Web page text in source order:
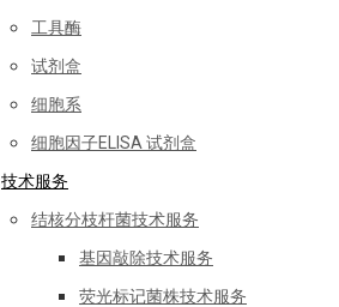
工具酶
试剂盒
细胞系
细胞因子ELISA 试剂盒
技术服务
结核分枝杆菌技术服务
基因敲除技术服务
荧光标记菌株技术服务